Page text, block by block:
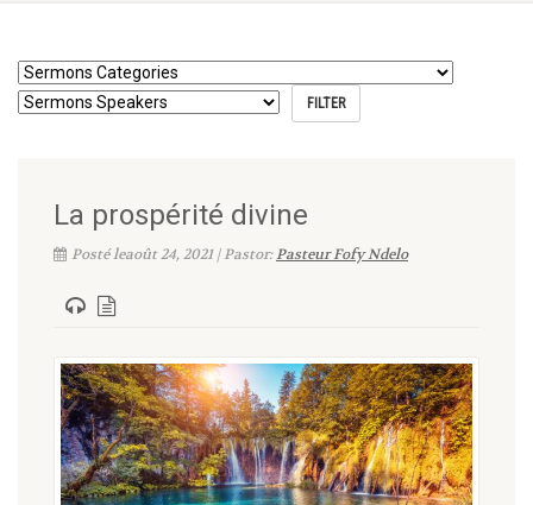
La prospérité divine
Posté leaoût 24, 2021 | Pastor:Pasteur Fofy Ndelo